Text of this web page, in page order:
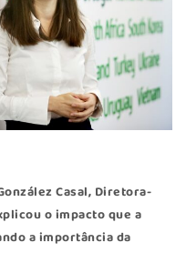
Casal, Diretora-
o impacto que a
a importância da